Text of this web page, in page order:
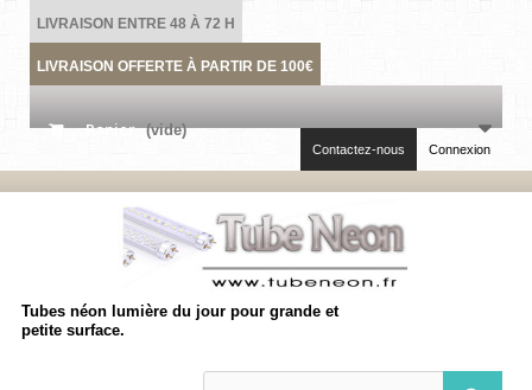
LIVRAISON ENTRE 48 À 72 H
LIVRAISON OFFERTE À PARTIR DE 100€
Panier (vide)
Connexion
Contactez-nous
Tubes néon lumière du jour pour grande et
petite surface.